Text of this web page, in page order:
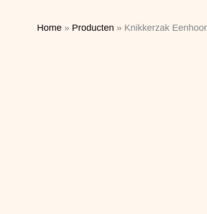
Home » Producten » Knikkerzak